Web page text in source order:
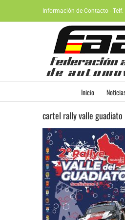
contenido
Información de Contacto -
Inicio
cartel rally valle guadiato